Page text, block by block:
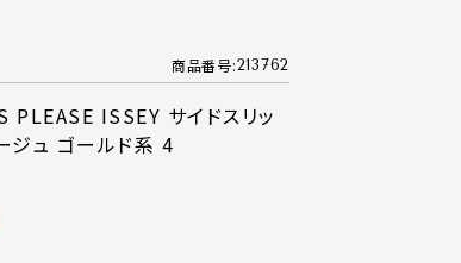
商品番号 213762
PLEASE ISSEY サイドスリッ
ジュ ゴールド系 4